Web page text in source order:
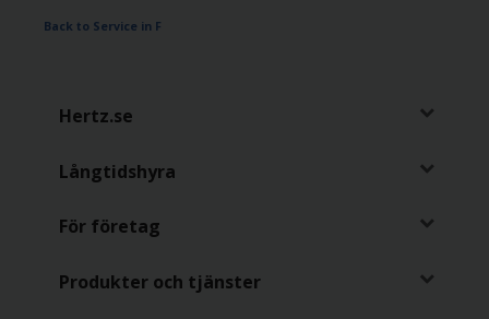
Back to Service in F
Hertz.se
Långtidshyra
För företag
Produkter och tjänster